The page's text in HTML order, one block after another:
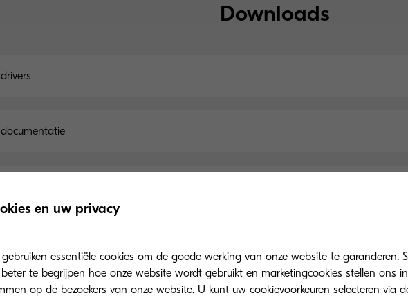
Downloads
documentatie
Belangrijkste specificaties
en uw privacy
essentiële cookies om de goede werking van onze website te garanderen.
te begrijpen hoe onze website wordt gebruikt en marketingcookies stellen ons
op de bezoekers van onze website. U kunt uw cookievoorkeuren selecteren via